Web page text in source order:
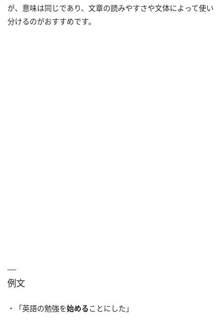
が、意味は同じであり、文章の読みやすさや文体によって使い
分けるのがおすすめです。
例文
・「英語の勉強を始める ことにした」